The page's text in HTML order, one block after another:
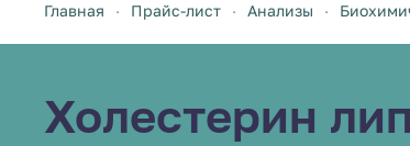
Главная Прайс-лист Анализы
Холестерин